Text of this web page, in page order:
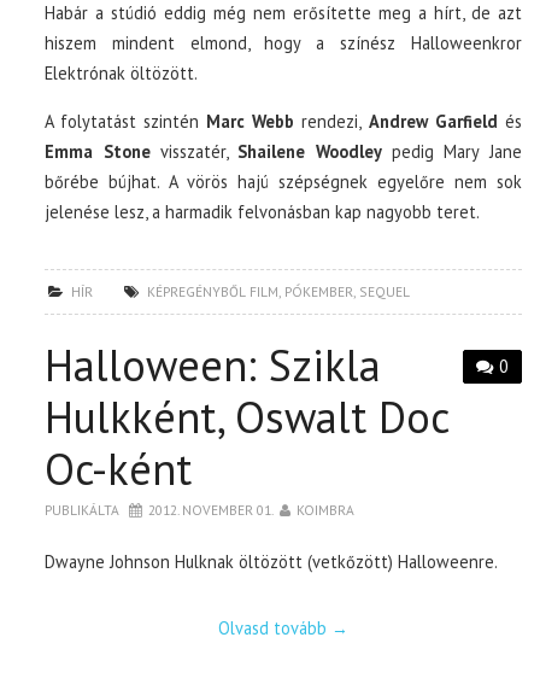
Habár a stúdió eddig még nem erősítette meg a hírt, de azt
hiszem mindent elmond, hogy a színész Halloweenkror
Elektrónak öltözött.
A folytatást szintén Marc Webb rendezi, Andrew Garfield és
Emma Stonevisszatér, Shailene Woodleypedig Mary Jane
bőrébe bújhat. A vörös hajú szépségnek egyelőre nem sok
jelenése lesz, a harmadik felvonásban kap nagyobb teret.
HÍR KÉPREGÉNYBŐL FILM, PÓKEMBER, SEQUEL
0
Halloween: Szikla
Hulkként, Oswalt Doc
Oc-ként
PUBLIKÁLTA 2012. NOVEMBER 01. KOIMBRA
Dwayne Johnson Hulknak öltözött (vetkőzött) Halloweenre.
Olvasd tovább →